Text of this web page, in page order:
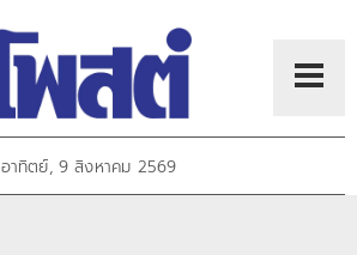
อาทิตย์, 9 สิงหาคม 2569